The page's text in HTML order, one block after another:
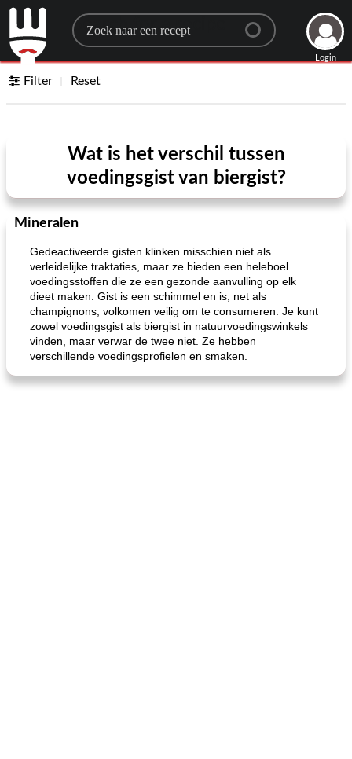
Search for a recipe
Login
Filter Reset
Wat is het verschil tussen
voedingsgist van biergist?
Mineralen
Gedeactiveerde gisten klinken misschien niet als
verleidelijke traktaties, maar ze bieden een heleboel
voedingsstoffen die ze een gezonde aanvulling op elk
dieet maken. Gist is een schimmel en is, net als
champignons, volkomen veilig om te consumeren. Je kunt
zowel voedingsgist als biergist in natuurvoedingswinkels
vinden, maar verwar de twee niet. Ze hebben
verschillende voedingsprofielen en smaken.